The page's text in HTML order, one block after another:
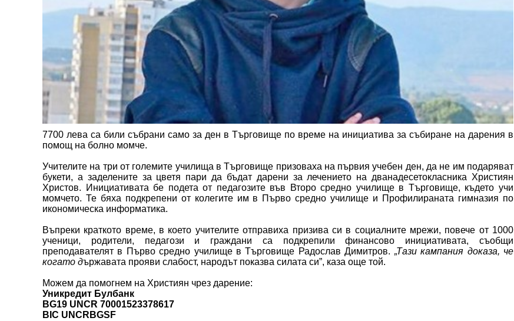
7700 лева са били събрани само за ден в Търговище по време на инициатива за събиране на дарения в
помощ на болно момче.
Учителите на три от големите училища в Търговище призоваха на първия учебен ден, да не им подаряват
букети, а заделените за цветя пари да бъдат дарени за лечението на дванадесетокласника Християн
Христов. Инициативата бе подета от педагозите във Второ средно училище в Търговище, където учи
момчето. Те бяха подкрепени от колегите им в Първо средно училище и Профилираната гимназия по
икономическа информатика.
Въпреки краткото време, в което учителите отправиха призива си в социалните мрежи, повече от 1000
ученици, родители, педагози и граждани са подкрепили финансово инициативата, съобщи
преподавателят в Първо средно училище в Търговище Радослав Димитров. „Тази кампания доказа, че
когато държавата прояви слабост, народът показва силата си”, каза още той.
Можем да помогнем на Християн чрез дарение:
Уникредит Булбанк
BG19 UNCR 70001523378617
BIC UNCRBGSF